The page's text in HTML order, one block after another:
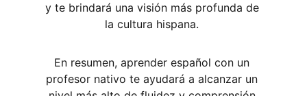
y te brindará una visión más profunda de
la cultura hispana.
En resumen, aprender español con un
profesor nativo te ayudará a alcanzar un